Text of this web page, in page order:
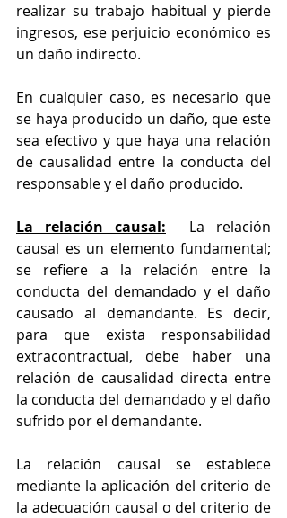
realizar su trabajo habitual y pierde
ingresos, ese perjuicio económico es
un daño indirecto.
En cualquier caso, es necesario que
se haya producido un daño, que este
sea efectivo y que haya una relación
de causalidad entre la conducta del
responsable y el daño producido.
La relación causal:
  La relación
causal es un elemento fundamental;
se refiere a la relación entre la
conducta del demandado y el daño
causado al demandante. Es decir,
para que exista responsabilidad
extracontractual, debe haber una
relación de causalidad directa entre
la conducta del demandado y el daño
sufrido por el demandante.
La relación causal se establece
mediante la aplicación del criterio de
la adecuación causal o del criterio de